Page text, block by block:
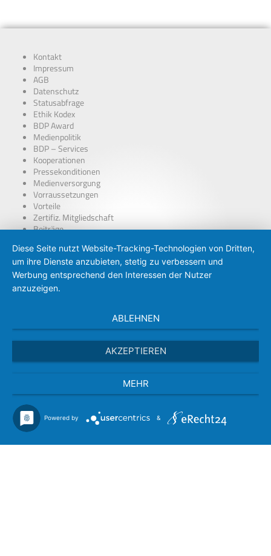
Kontakt
Impressum
AGB
Datenschutz
Statusabfrage
Ethik Kodex
BDP Award
Medienpolitik
BDP – Services
Kooperationen
Pressekonditionen
Medienversorgung
Vorraussetzungen
Vorteile
Zertifiz. Mitgliedschaft
Beiträge
BDP – Presseausweis
Presse-PKW Schild
Zertifizierung
Diese Seite nutzt Website-Tracking-Technologien von Dritten,
um ihre Dienste anzubieten, stetig zu verbessern und
Werbung entsprechend den Interessen der Nutzer
anzuzeigen.
ABLEHNEN
AKZEPTIEREN
MEHR
Powered by &